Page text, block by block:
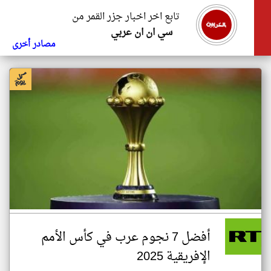
تابع اخر اخبار جزر القمر من
سي ان ان عربي
مصادر أخرى
أفضل 7 نجوم عرب في كأس الأمم
الإفريقية 2025